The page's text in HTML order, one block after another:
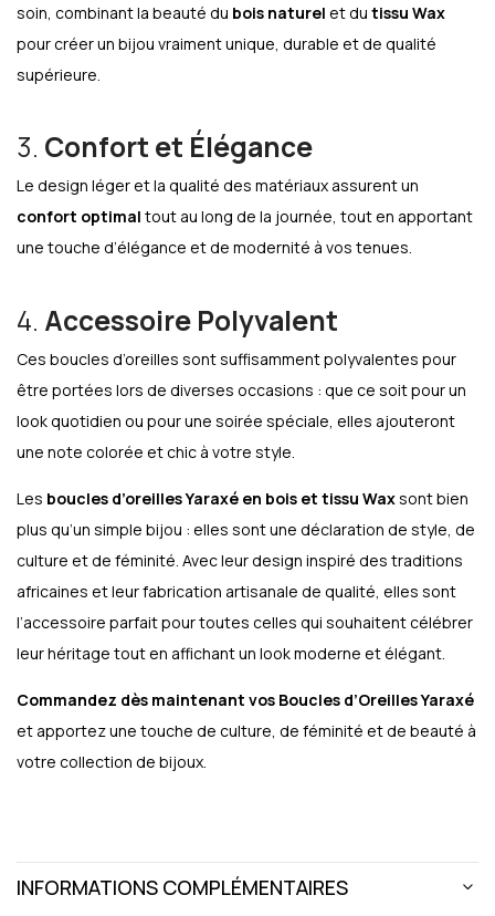
soin, combinant la beauté du bois naturel et du tissu Wax
pour créer un bijou vraiment unique, durable et de qualité
supérieure.
3. Confort et Élégance
Le design léger et la qualité des matériaux assurent un
confort optimal tout au long de la journée, tout en apportant
une touche d’élégance et de modernité à vos tenues.
4. Accessoire Polyvalent
Ces boucles d’oreilles sont suffisamment polyvalentes pour
être portées lors de diverses occasions : que ce soit pour un
look quotidien ou pour une soirée spéciale, elles ajouteront
une note colorée et chic à votre style.
Les boucles d’oreilles Yaraxé en bois et tissu Waxsont bien
plus qu’un simple bijou : elles sont une déclaration de style, de
culture et de féminité. Avec leur design inspiré des traditions
africaines et leur fabrication artisanale de qualité, elles sont
l’accessoire parfait pour toutes celles qui souhaitent célébrer
leur héritage tout en affichant un look moderne et élégant.
Commandez dès maintenant vos Boucles d’Oreilles Yaraxé
et apportez une touche de culture, de féminité et de beauté à
votre collection de bijoux.
INFORMATIONS COMPLÉMENTAIRES